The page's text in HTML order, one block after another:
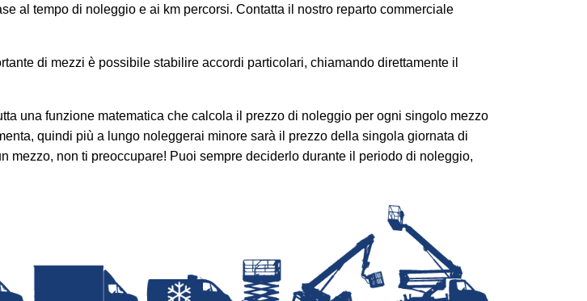
al tempo di noleggio e ai km percorsi. Contatta il nostro reparto commerciale
di mezzi è possibile stabilire accordi particolari, chiamando direttamente il
una funzione matematica che calcola il prezzo di noleggio per ogni singolo mezzo
quindi più a lungo noleggerai minore sarà il prezzo della singola giornata di
mezzo, non ti preoccupare! Puoi sempre deciderlo durante il periodo di noleggio,